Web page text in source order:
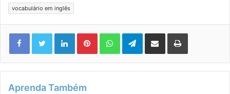
vocabulário em inglês
LinkedinPinterestWhatsAppTelegram
Compartilhar via e-mail Imprimir
Aprenda Também